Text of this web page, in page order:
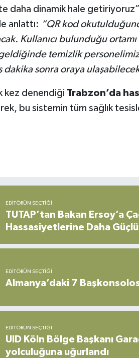
daha dinamik hale
anlattı: “QR kod
Kullanıcı bulunduğu
temizlik
sonra oraya
kez denendiği Trabzon’da
bu sistemin tüm sağlık
EDITÖRÜN SEÇTIĞI
TUTAP’tan Bakan Ersoy’a
Hassasiyetlerine Daha Güçlü
EDITÖRÜN SEÇTIĞI
Almanya’daki 7
EDITÖRÜN SEÇTIĞI
UID Köln Bölge Başkanı
yolculuğuna uğurlandı